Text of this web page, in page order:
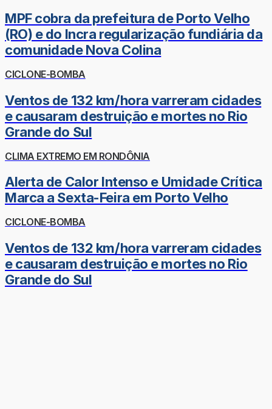
MPF cobra da prefeitura de Porto Velho
(RO) e do Incra regularização fundiária da
comunidade Nova Colina
CICLONE-BOMBA
Ventos de 132 km/hora varreram cidades
e causaram destruição e mortes no Rio
Grande do Sul
CLIMA EXTREMO EM RONDÔNIA
Alerta de Calor Intenso e Umidade Crítica
Marca a Sexta-Feira em Porto Velho
CICLONE-BOMBA
Ventos de 132 km/hora varreram cidades
e causaram destruição e mortes no Rio
Grande do Sul